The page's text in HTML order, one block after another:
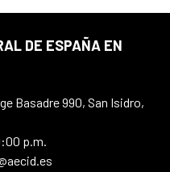
DE ESPAÑA EN
Basadre 990, San Isidro,
p.m.